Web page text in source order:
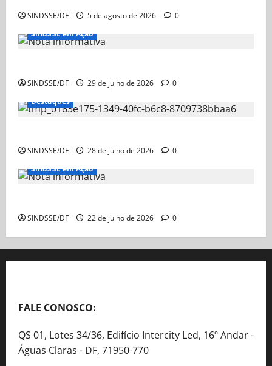
SINDSSE/DF 5 de agosto de 2026
0
SindSSE em Ação
SINDSSE/DF 29 de julho de 2026
0
Destaques
SINDSSE/DF 28 de julho de 2026
0
SindSSE em Ação
SINDSSE/DF 22 de julho de 2026 0
FALE CONOSCO:
QS 01, Lotes 34/36, Edifício Intercity Led, 16º Andar -
Águas Claras - DF, 71950-770